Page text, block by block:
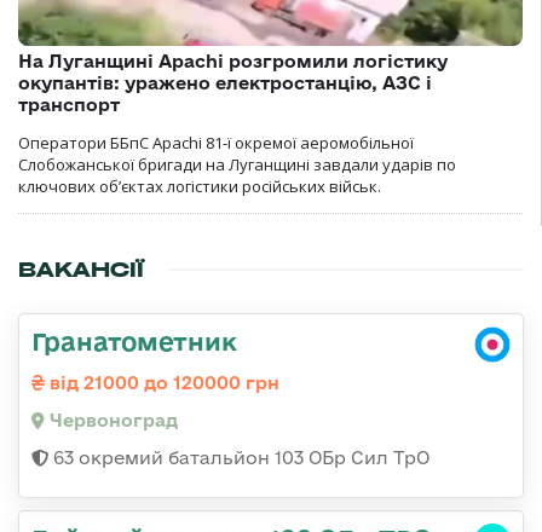
На Луганщині Apachi розгромили логістику
окупантів: уражено електростанцію, АЗС і
транспорт
Оператори ББпС Apachi 81-ї окремої аеромобільної
Слобожанської бригади на Луганщині завдали ударів по
ключових об’єктах логістики російських військ.
ВАКАНСІЇ
Гранатометник
від 21000 до 120000 грн
Червоноград
63 окремий батальйон 103 ОБр Сил ТрО